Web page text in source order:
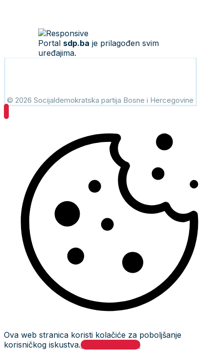
Portal sdp.ba je prilagođen svim
uređajima.
© 2026 Socijaldemokratska partija Bosne i Hercegovine
Ova web stranica koristi kolačiće za poboljšanje
korisničkog iskustva.Prihvati i zatvori